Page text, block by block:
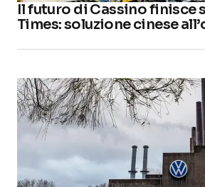
Il futuro di Cassino finisce
Times: soluzione cinese